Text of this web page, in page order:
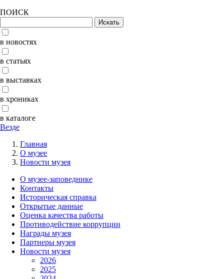
ПОИСК
в новостях
в статьях
в выставках
в хрониках
в каталоге
Везде
Главная
О музее
Новости музея
О музее-заповеднике
Контакты
Историческая справка
Открытые данные
Оценка качества работы
Противодействие коррупции
Награды музея
Партнеры музея
Новости музея
2026
2025